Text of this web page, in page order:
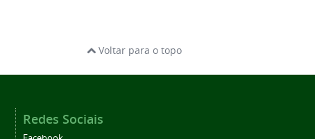
Voltar para o topo
Redes Sociais